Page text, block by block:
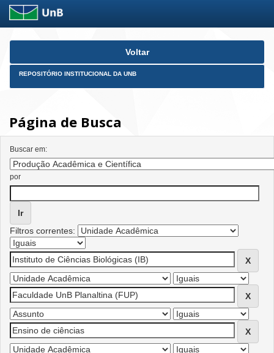
Skip
Voltar
REPOSITÓRIO INSTITUCIONAL DA UNB
Página de Busca
Buscar em:
por
Filtros correntes: